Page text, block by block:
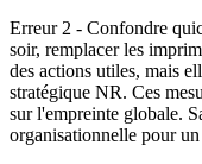
Erreur 2 - Confondre
soir, remplacer les
des actions utiles, mais
stratégique NR. Ces
sur l'empreinte globale.
organisationnelle pour